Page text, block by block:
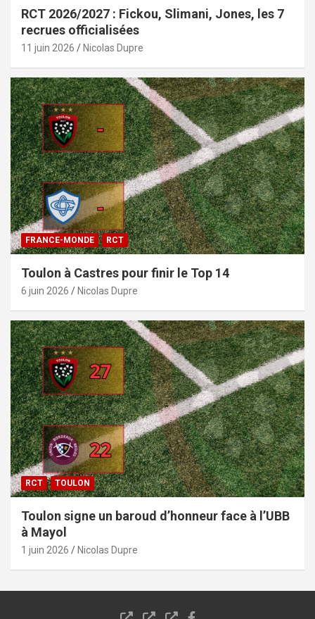
RCT 2026/2027 : Fickou, Slimani, Jones, les 7
recrues officialisées
11 juin 2026 Nicolas Dupre
FRANCE-MONDE RCT
Toulon à Castres pour finir le Top 14
6 juin 2026 Nicolas Dupre
RCT TOULON
Toulon signe un baroud d’honneur face à l’UBB
à Mayol
1 juin 2026 Nicolas Dupre